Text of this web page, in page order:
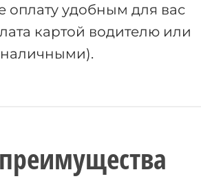
оплату удобным для вас
картой водителю или
наличными).